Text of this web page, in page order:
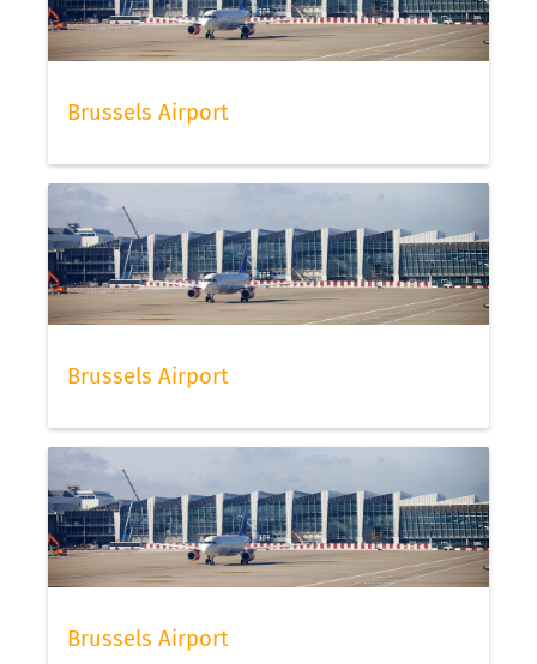
Brussels Airport
Brussels Airport
Brussels Airport